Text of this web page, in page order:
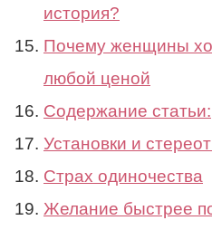
история?
Почему женщины
любой ценой
Содержание статьи:
Установки и
Страх одиночества
Желание быстрее